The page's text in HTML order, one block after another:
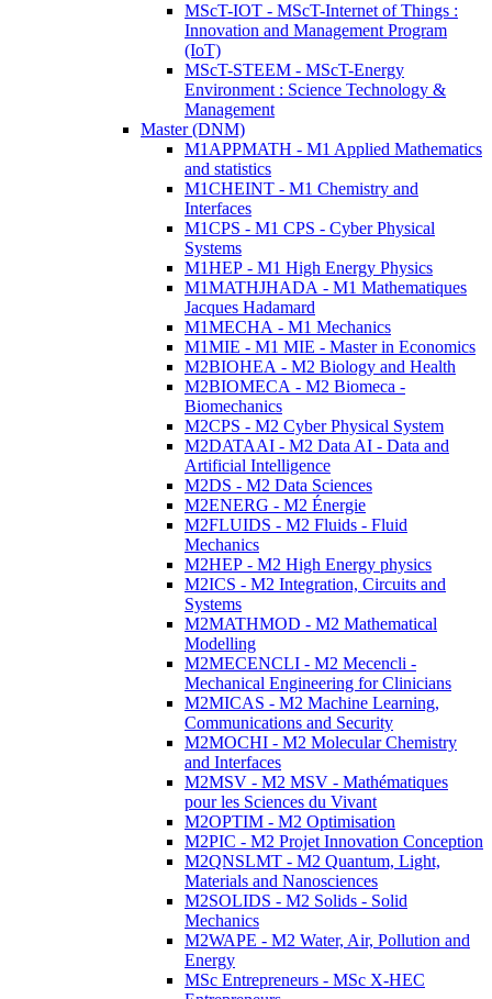
MScT-IOT - MScT-Internet of Things :
Innovation and Management Program
(IoT)
MScT-STEEM - MScT-Energy
Environment : Science Technology &
Management
Master (DNM)
M1APPMATH - M1 Applied Mathematics
and statistics
M1CHEINT - M1 Chemistry and
Interfaces
M1CPS - M1 CPS - Cyber Physical
Systems
M1HEP - M1 High Energy Physics
M1MATHJHADA - M1 Mathematiques
Jacques Hadamard
M1MECHA - M1 Mechanics
M1MIE - M1 MIE - Master in Economics
M2BIOHEA - M2 Biology and Health
M2BIOMECA - M2 Biomeca -
Biomechanics
M2CPS - M2 Cyber Physical System
M2DATAAI - M2 Data AI - Data and
Artificial Intelligence
M2DS - M2 Data Sciences
M2ENERG - M2 Énergie
M2FLUIDS - M2 Fluids - Fluid
Mechanics
M2HEP - M2 High Energy physics
M2ICS - M2 Integration, Circuits and
Systems
M2MATHMOD - M2 Mathematical
Modelling
M2MECENCLI - M2 Mecencli -
Mechanical Engineering for Clinicians
M2MICAS - M2 Machine Learning,
Communications and Security
M2MOCHI - M2 Molecular Chemistry
and Interfaces
M2MSV - M2 MSV - Mathématiques
pour les Sciences du Vivant
M2OPTIM - M2 Optimisation
M2PIC - M2 Projet Innovation Conception
M2QNSLMT - M2 Quantum, Light,
Materials and Nanosciences
M2SOLIDS - M2 Solids - Solid
Mechanics
M2WAPE - M2 Water, Air, Pollution and
Energy
MSc Entrepreneurs - MSc X-HEC